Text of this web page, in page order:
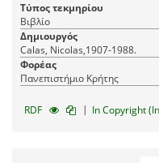
Τύπος τεκμηρίου
Βιβλίο
Δημιουργός
Calas, Nicolas,1907-1988.
Φορέας
Πανεπιστήμιο Κρήτης
RDF | In Copyright